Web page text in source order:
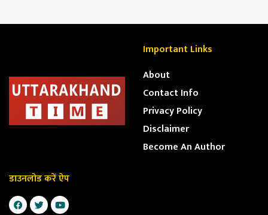
Important Links
About
Contact Info
Privacy Policy
Disclaimer
Become An Author
डाउनलोड करें ऐप